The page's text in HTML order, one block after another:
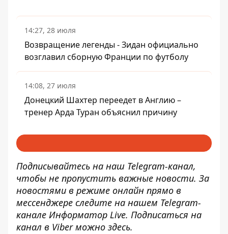
14:27, 28 июля
Возвращение легенды - Зидан официально
возглавил сборную Франции по футболу
14:08, 27 июля
Донецкий Шахтер переедет в Англию –
тренер Арда Туран объяснил причину
Подписывайтесь на наш Telegram-канал,
чтобы не пропустить важные новости. За
новостями в режиме онлайн прямо в
мессенджере следите на нашем Telegram-
канале Информатор Live. Подписаться на
канал в Viber можно здесь.